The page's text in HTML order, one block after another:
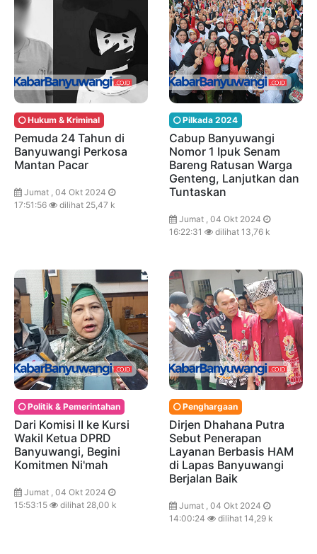
Hukum & Kriminal
Pemuda 24 Tahun di
Banyuwangi Perkosa
Mantan Pacar
Jumat , 04 Okt 2024
17:51:56
dilihat 25,47 k
Pilkada 2024
Cabup Banyuwangi
Nomor 1 Ipuk Senam
Bareng Ratusan Warga
Genteng, Lanjutkan dan
Tuntaskan
Jumat , 04 Okt 2024
16:22:31
dilihat 13,76 k
Politik & Pemerintahan
Dari Komisi II ke Kursi
Wakil Ketua DPRD
Banyuwangi, Begini
Komitmen Ni'mah
Jumat , 04 Okt 2024
15:53:15
dilihat 28,00 k
Penghargaan
Dirjen Dhahana Putra
Sebut Penerapan
Layanan Berbasis HAM
di Lapas Banyuwangi
Berjalan Baik
Jumat , 04 Okt 2024
14:00:24
dilihat 14,29 k